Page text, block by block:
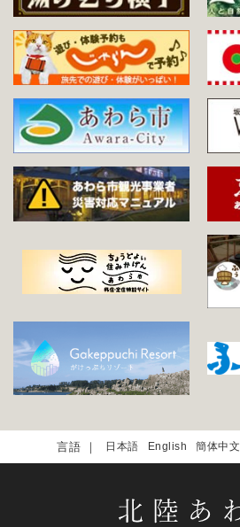
日本語 English 簡体中文